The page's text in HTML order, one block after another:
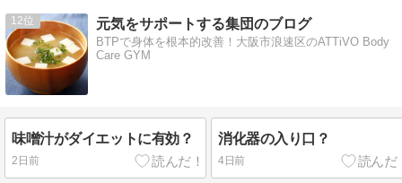
12 元気をサポートする集団のブログ
BTPで身体を根本的改善！大阪市浪速区のATTiVO Body
Care GYM
味噌汁がダイエットに有効？
2日前
消化器の入り口？
4日前